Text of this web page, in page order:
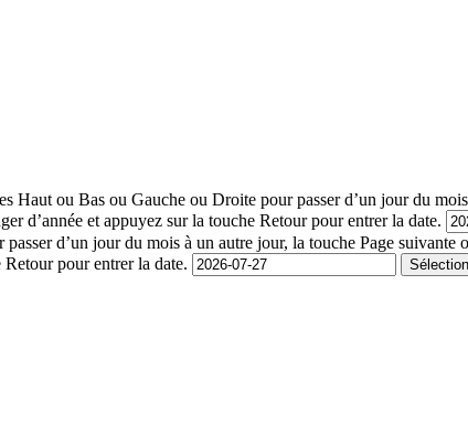
Haut ou Bas ou Gauche ou Droite pour passer d’un jour du
d’année et appuyez sur la touche Retour pour entrer la date.
d’un jour du mois à un autre jour, la touche Page suivante
pour entrer la date.